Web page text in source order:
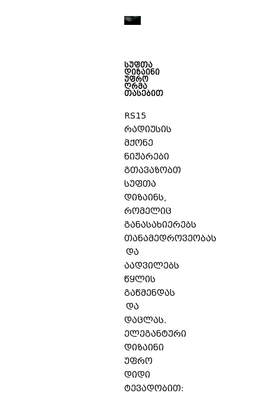
სუფთა
დიზაინი
უფრო
ღრმა
თასებით
RS15
რადიუსის
მქონე
ნიჟარები
გთავაზობთ
სუფთა
დიზაინს,
რომელიც
განასახიერებს
თანამედროვეობას
და
აადვილებს
წყლის
გაწმენდას
და
დაცლას.
ელეგანტური
დიზაინი
უფრო
დიდი
ტევადობით: